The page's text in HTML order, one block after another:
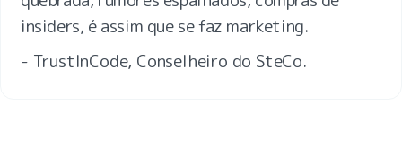
- TrustInCode, Conselheiro do SteCo.